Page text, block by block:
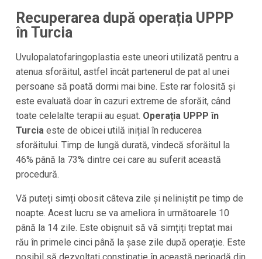
Recuperarea după operația UPPP
în Turcia
Uvulopalatofaringoplastia este uneori utilizată pentru a
atenua sforăitul, astfel încât partenerul de pat al unei
persoane să poată dormi mai bine. Este rar folosită și
este evaluată doar în cazuri extreme de sforăit, când
toate celelalte terapii au eșuat. Operația UPPP în
Turciaeste de obicei utilă inițial în reducerea
sforăitului. Timp de lungă durată, vindecă sforăitul la
46% până la 73% dintre cei care au suferit această
procedură.
Vă puteți simți obosit câteva zile și neliniștit pe timp de
noapte. Acest lucru se va ameliora în următoarele 10
până la 14 zile. Este obișnuit să vă simțiți treptat mai
rău în primele cinci până la șase zile după operație. Este